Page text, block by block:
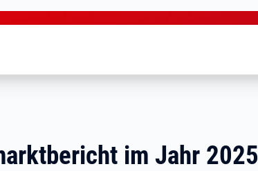
im Jahr 2025